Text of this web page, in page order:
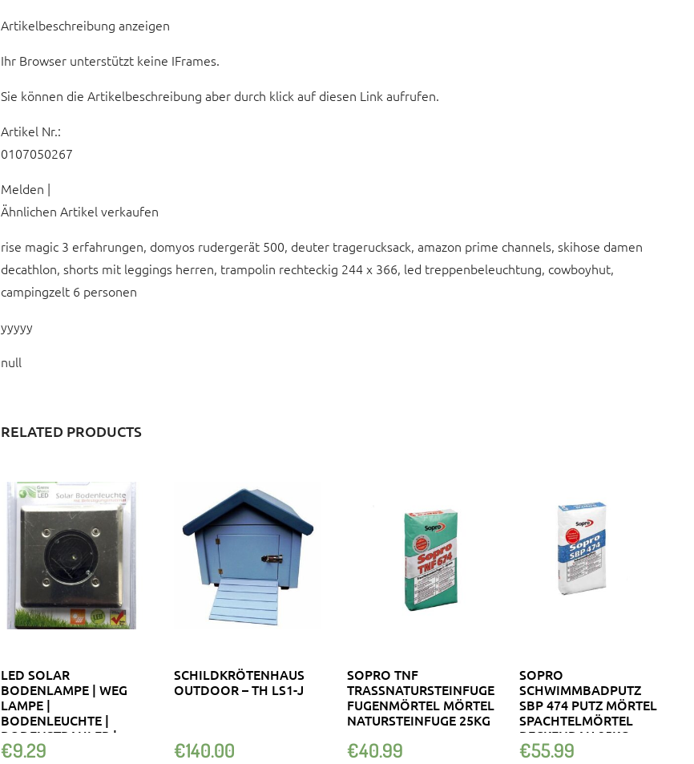
Artikelbeschreibung anzeigen
Ihr Browser unterstützt keine IFrames.
Sie können die Artikelbeschreibung aber durch klick auf diesen Link aufrufen.
Artikel Nr.:
0107050267
Melden |
Ähnlichen Artikel verkaufen
rise magic 3 erfahrungen, domyos rudergerät 500, deuter tragerucksack, amazon prime channels, skihose damen
decathlon, shorts mit leggings herren, trampolin rechteckig 244 x 366, led treppenbeleuchtung, cowboyhut,
campingzelt 6 personen
yyyyy
null
RELATED PRODUCTS
LED SOLAR
BODENLAMPE | WEG
LAMPE |
BODENLEUCHTE |
BODENSTRAHLER |
SOLARLAMPE
€9.29
SCHILDKRÖTENHAUS
OUTDOOR – TH LS1-J
€140.00
SOPRO TNF
TRASSNATURSTEINFUGE
FUGENMÖRTEL MÖRTEL
NATURSTEINFUGE 25KG
€40.99
SOPRO
SCHWIMMBADPUTZ
SBP 474 PUTZ MÖRTEL
SPACHTELMÖRTEL
BECKENBAU 25KG
€55.99